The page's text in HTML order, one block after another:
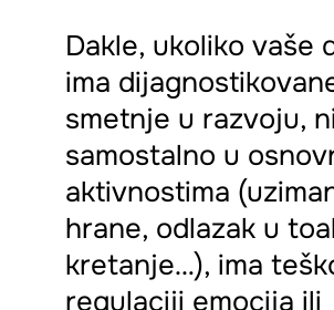
Dakle, ukoliko vaše
ima
smetnje u razvoju,
samostalno u
aktivnostima
hrane, odlazak u
kretanje…), ima
regulaciji emocija ili